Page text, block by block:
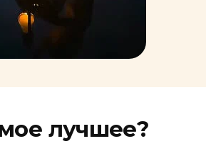
лучшее?